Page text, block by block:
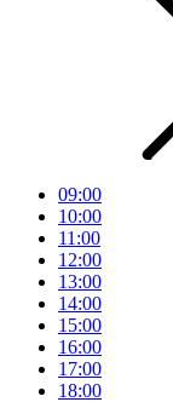
09:00
10:00
11:00
12:00
13:00
14:00
15:00
16:00
17:00
18:00